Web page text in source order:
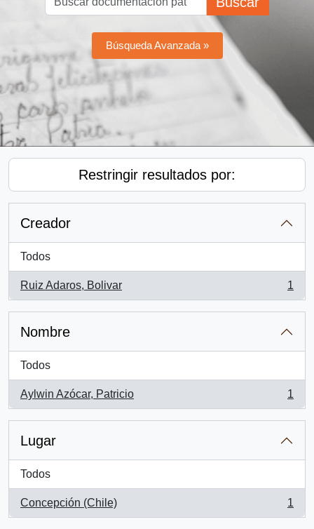
Búsqueda Avanzada »
Restringir resultados por:
Creador
Todos
Ruiz Adaros, Bolivar
, 1 resultados
1
Nombre
Todos
Aylwin Azócar, Patricio
, 1 resultados
1
Lugar
Todos
Concepción (Chile)
, 1 resultados
1